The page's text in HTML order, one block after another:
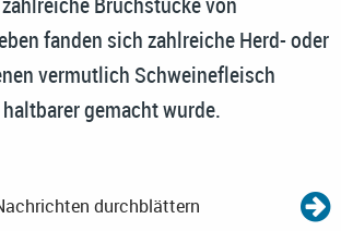
fanden sich zahlreiche Herd- oder
vermutlich Schweinefleisch
gemacht wurde.
durchblättern